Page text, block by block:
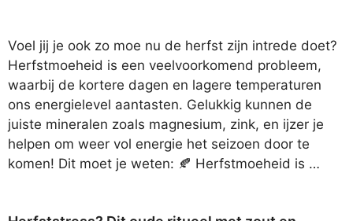
Voel jij je ook zo moe nu de herfst zijn intrede doet?
Herfstmoeheid is een veelvoorkomend probleem,
waarbij de kortere dagen en lagere temperaturen
ons energielevel aantasten. Gelukkig kunnen de
juiste mineralen zoals magnesium, zink, en ijzer je
helpen om weer vol energie het seizoen door te
komen! Dit moet je weten: 🍂 Herfstmoeheid is …